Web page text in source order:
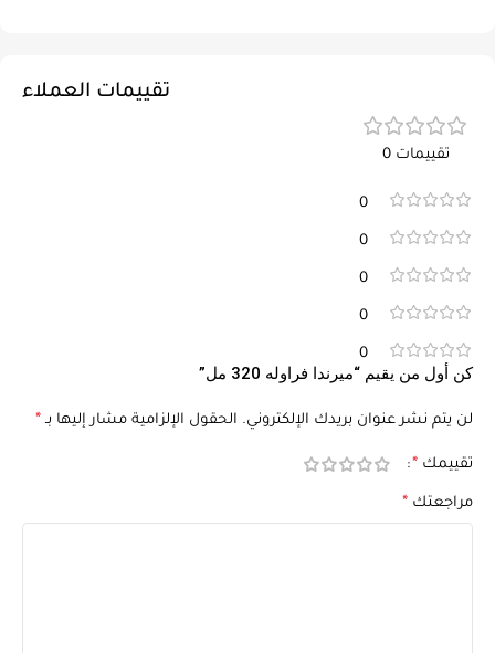
تقييمات العملاء
تقييمات 0
0
0
0
0
0
كن أول من يقيم “ميرندا فراوله 320 مل”
لن يتم نشر عنوان بريدك الإلكتروني. الحقول الإلزامية مشار إليها بـ *
تقييمك *
مراجعتك *